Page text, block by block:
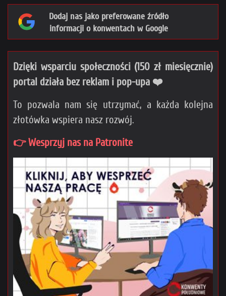
Dodaj nas jako preferowane źródło
informacji o konwentach w Google
Dzięki wsparciu społeczności (150 zł miesięcznie)
portal działa bez reklam i pop-upa ❤️
To pozwala nam się utrzymać, a każda kolejna
złotówka wspiera nasz rozwój.
👉 Wesprzyj nas na Patronite